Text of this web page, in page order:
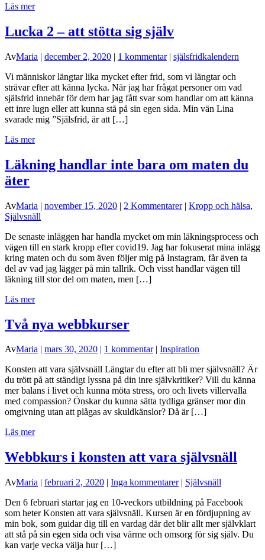
Läs mer
Lucka 2 – att stötta sig själv
AvMaria | december 2, 2020 | 1 kommentar| själsfridkalendern
Vi människor längtar lika mycket efter frid, som vi längtar och
strävar efter att känna lycka. När jag har frågat personer om vad
själsfrid innebär för dem har jag fått svar som handlar om att känna
ett inre lugn eller att kunna stå på sin egen sida. Min vän Lina
svarade mig ”Själsfrid, är att […]
Läs mer
Läkning handlar inte bara om maten du
äter
AvMaria | november 15, 2020 | 2 Kommentarer| Kropp och hälsa,
Självsnäll
De senaste inläggen har handla mycket om min läkningsprocess och
vägen till en stark kropp efter covid19. Jag har fokuserat mina inlägg
kring maten och du som även följer mig på Instagram, får även ta
del av vad jag lägger på min tallrik. Och visst handlar vägen till
läkning till stor del om maten, men […]
Läs mer
Två nya webbkurser
AvMaria | mars 30, 2020 | 1 kommentar| Inspiration
Konsten att vara självsnäll Längtar du efter att bli mer självsnäll? Är
du trött på att ständigt lyssna på din inre självkritiker? Vill du känna
mer balans i livet och kunna möta stress, oro och livets villervalla
med compassion? Önskar du kunna sätta tydliga gränser mor din
omgivning utan att plågas av skuldkänslor? Då är […]
Läs mer
Webbkurs i konsten att vara självsnäll
AvMaria | februari 2, 2020 | Inga kommentarer| Självsnäll
Den 6 februari startar jag en 10-veckors utbildning på Facebook
som heter Konsten att vara självsnäll. Kursen är en fördjupning av
min bok, som guidar dig till en vardag där det blir allt mer självklart
att stå på sin egen sida och visa värme och omsorg för sig själv. Du
kan varje vecka välja hur […]